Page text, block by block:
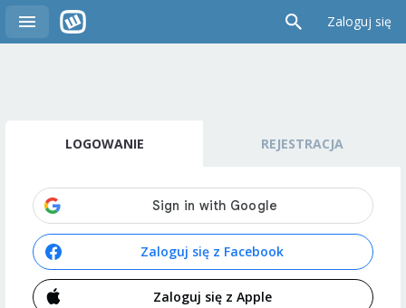
Zaloguj się
LOGOWANIE REJESTRACJA
Zaloguj się z Facebook
Zaloguj się z Apple